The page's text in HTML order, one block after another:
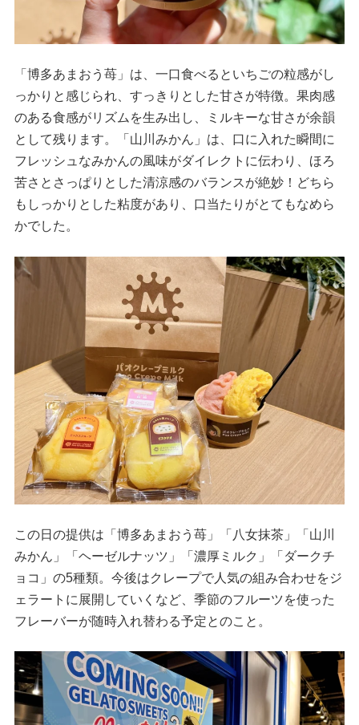
「博多あまおう苺」は、一口食べるといちごの粒感がし
っかりと感じられ、すっきりとした甘さが特徴。果肉感
のある食感がリズムを生み出し、ミルキーな甘さが余韻
として残ります。「山川みかん」は、口に入れた瞬間に
フレッシュなみかんの風味がダイレクトに伝わり、ほろ
苦さとさっぱりとした清涼感のバランスが絶妙！どちら
もしっかりとした粘度があり、口当たりがとてもなめら
かでした。
この日の提供は「博多あまおう苺」「八女抹茶」「山川
みかん」「ヘーゼルナッツ」「濃厚ミルク」「ダークチ
ョコ」の5種類。今後はクレープで人気の組み合わせをジ
ェラートに展開していくなど、季節のフルーツを使った
フレーバーが随時入れ替わる予定とのこと。